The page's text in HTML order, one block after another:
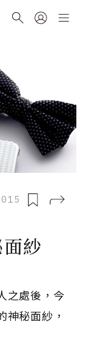
紗
之處後，今
神秘面紗，